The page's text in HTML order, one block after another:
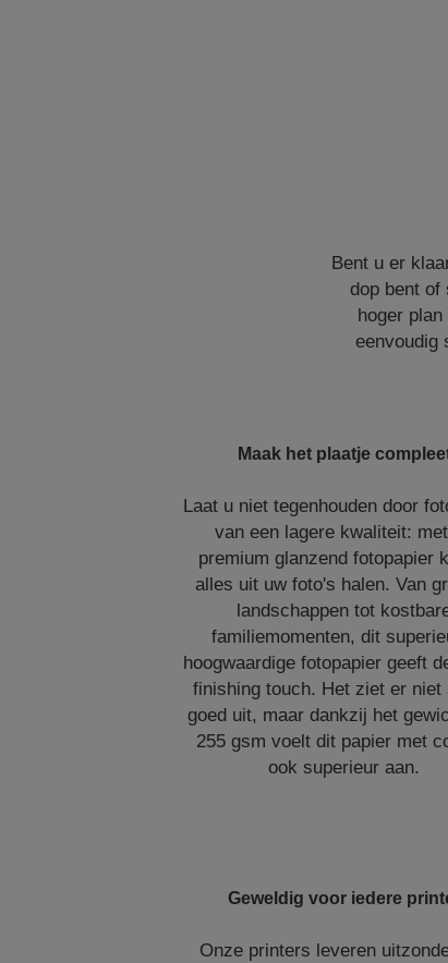
Bent u er
dop bent of
hoger
eenvoudig
Maak het plaatje
Laat u niet tegenhouden door
van een lagere kwaliteit:
premium glanzend fotopapier
alles uit uw foto's halen. Van
landschappen tot
familiemomenten, dit
hoogwaardige fotopapier geeft
finishing touch. Het ziet er niet
goed uit, maar dankzij het
255 gsm voelt dit papier met
ook superieur aan.
Geweldig voor iedere
Onze printers leveren